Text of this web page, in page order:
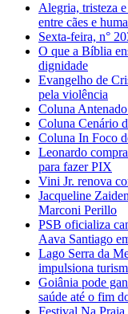
Alegria, tristeza
entre cães e
Sexta-feira, n°
O que a Bíblia
dignidade
Evangelho de
pela violência
Coluna
Coluna Cenário
Coluna In Foco
Leonardo
para fazer PIX
Vini Jr. renova
Jacqueline
Marconi Perillo
PSB oficializa
Aava Santiago
Lago Serra da
impulsiona
Goiânia pode
saúde até o fim
Festival Na Praia